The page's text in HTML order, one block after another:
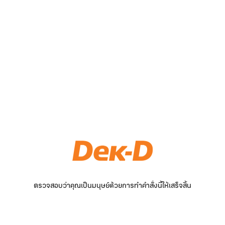
ตรวจสอบว่าคุณเป็นมนุษย์ด้วยการทำคำสั่งนี้ให้เสร็จสิ้น